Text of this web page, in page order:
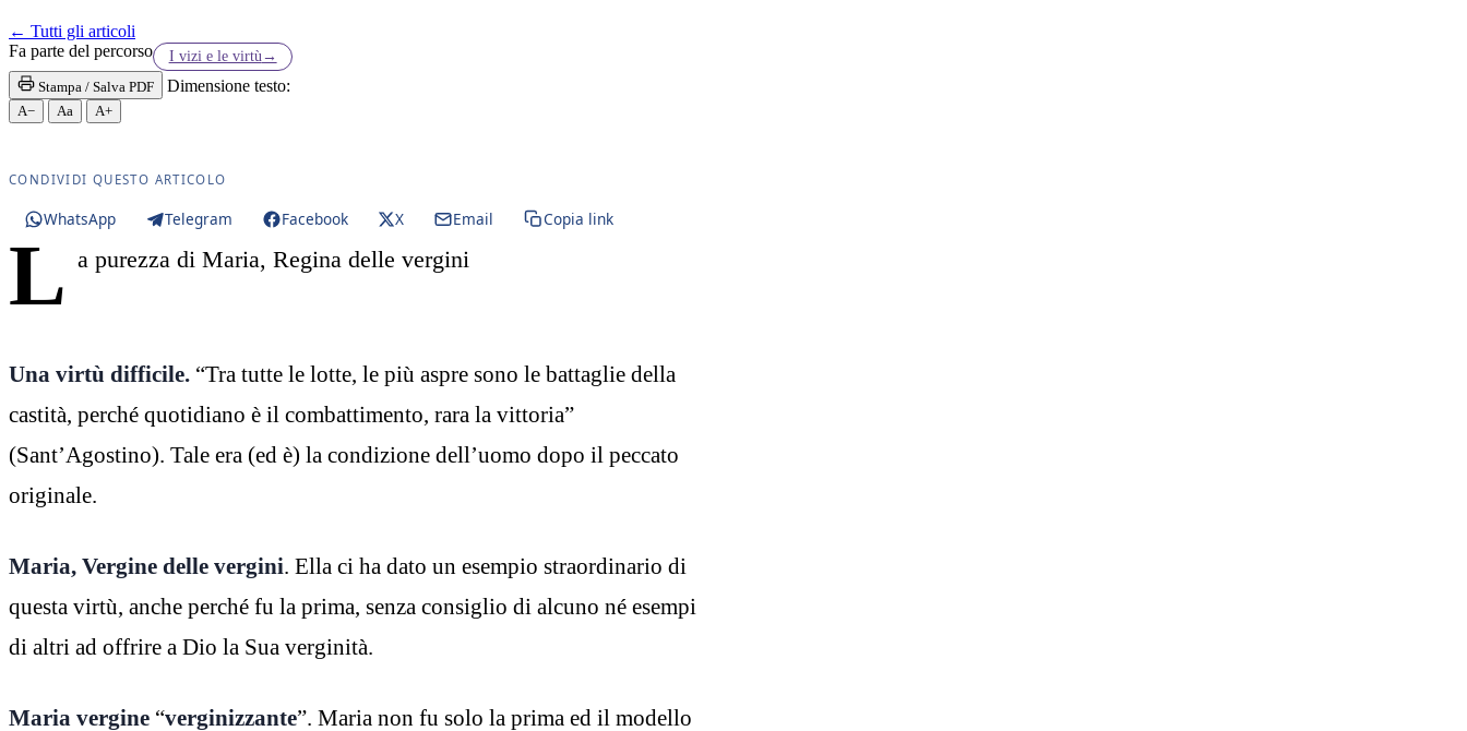
← Tutti gli articoli
Fa parte del percorso
I vizi e le virtù →
Stampa / Salva PDF
Dimensione testo:
A− Aa A+
CONDIVIDI QUESTO ARTICOLO
WhatsApp Telegram Facebook X Email Copia link
L a purezza di Maria, Regina delle vergini
Una virtù difficile. “Tra tutte le lotte, le più aspre sono le battaglie della
castità, perché quotidiano è il combattimento, rara la vittoria”
(Sant’Agostino). Tale era (ed è) la condizione dell’uomo dopo il peccato
originale.
Maria, Vergine delle vergini. Ella ci ha dato un esempio straordinario di
questa virtù, anche perché fu la prima, senza consiglio di alcuno né esempi
di altri ad offrire a Dio la Sua verginità.
Maria vergine “verginizzante”. Maria non fu solo la prima ed il modello